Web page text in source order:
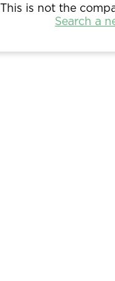
This is not the
Search a